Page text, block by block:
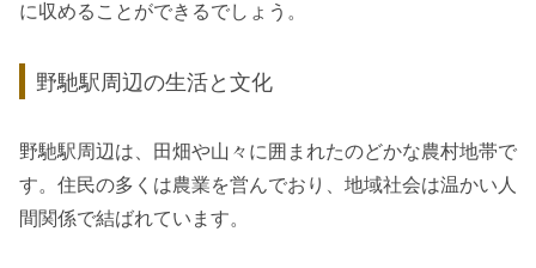
に収めることができるでしょう。
野馳駅周辺の生活と文化
野馳駅周辺は、田畑や山々に囲まれたのどかな農村地帯で
す。住民の多くは農業を営んでおり、地域社会は温かい人
間関係で結ばれています。